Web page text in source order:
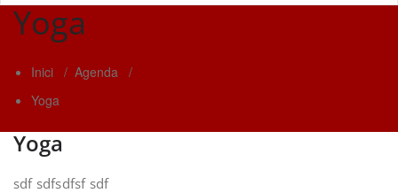
Yoga
Inici / Agenda /
Yoga
Yoga
sdf sdfsdfsf sdf